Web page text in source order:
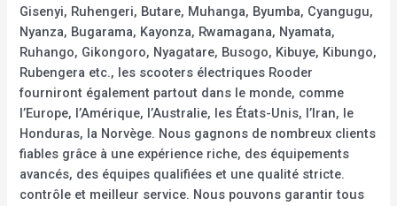
Gisenyi, Ruhengeri, Butare, Muhanga, Byumba, Cyangugu,
Nyanza, Bugarama, Kayonza, Rwamagana, Nyamata,
Ruhango, Gikongoro, Nyagatare, Busogo, Kibuye, Kibungo,
Rubengera etc., les scooters électriques Rooder
fourniront également partout dans le monde, comme
l’Europe, l’Amérique, l’Australie, les États-Unis, l’Iran, le
Honduras, la Norvège. Nous gagnons de nombreux clients
fiables grâce à une expérience riche, des équipements
avancés, des équipes qualifiées et une qualité stricte.
contrôle et meilleur service. Nous pouvons garantir tous